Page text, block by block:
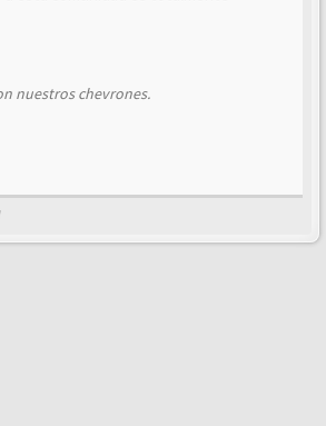
nuestros chevrones.